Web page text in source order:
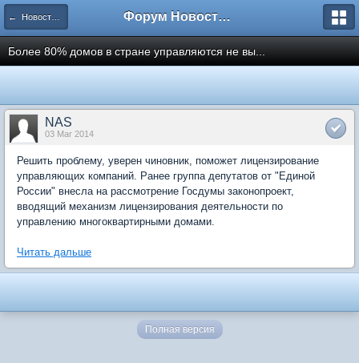
← Новости рынка недвижимости Форум Новостройки
Более 80% домов в стране управляются не вы...
NAS
03 Mar 2014
Решить проблему, уверен чиновник, поможет лицензирование
управляющих компаний. Ранее группа депутатов от "Единой
России" внесла на рассмотрение Госдумы законопроект,
вводящий механизм лицензирования деятельности по
управлению многоквартирными домами.
Читать дальше
Полная версия